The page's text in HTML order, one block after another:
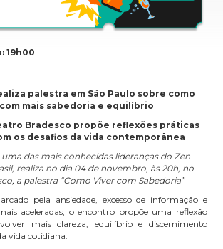
19h00
palestra em São Paulo sobre como
mais sabedoria e equilíbrio
Bradesco propõe reflexões práticas
os desafios da vida contemporânea
das mais conhecidas lideranças do Zen
realiza no dia 04 de novembro, às 20h, no
a palestra “Como Viver com Sabedoria”
pela ansiedade, excesso de informação e
aceleradas, o encontro propõe uma reflexão
mais clareza, equilíbrio e discernimento
vida cotidiana.